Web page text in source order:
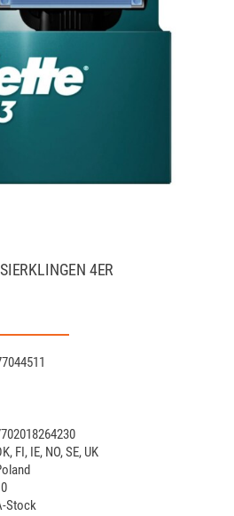
4ER
, FI, IE, NO,SE, UK
Stock